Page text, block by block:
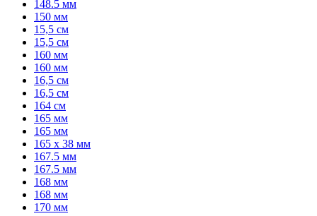
148.5 мм
150 мм
15,5 см
15,5 см
160 мм
160 мм
16,5 см
16,5 см
164 см
165 мм
165 мм
165 x 38 мм
167.5 мм
167.5 мм
168 мм
168 мм
170 мм